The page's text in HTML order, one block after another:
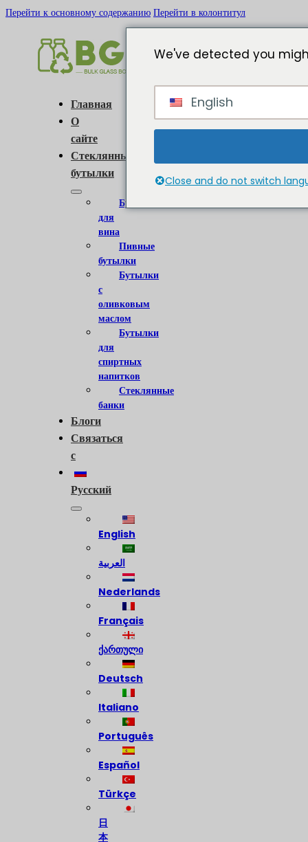
Перейти к основному содержанию Перейти в колонтитул
Главная
О
сайте
Стеклянные
бутылки
Бутылки
для
вина
Пивные
бутылки
Бутылки
с
оливковым
маслом
Бутылки
для
спиртных
напитков
Стеклянные
банки
Блоги
Связаться
с
Русский
English
العربية
Nederlands
Français
ქართული
Deutsch
Italiano
Português
Español
Türkçe
日
本
We've detected you
English
Close and do not switch